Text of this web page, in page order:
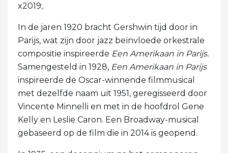
x2019;.
In de jaren 1920 bracht Gershwin tijd door in
Parijs, wat zijn door jazz beïnvloede orkestrale
compositie inspireerde Een Amerikaan in Parijs.
Samengesteld in 1928, Een Amerikaan in Parijs
inspireerde de Oscar-winnende filmmusical
met dezelfde naam uit 1951, geregisseerd door
Vincente Minnelli en met in de hoofdrol Gene
Kelly en Leslie Caron. Een Broadway-musical
gebaseerd op de film die in 2014 is geopend.